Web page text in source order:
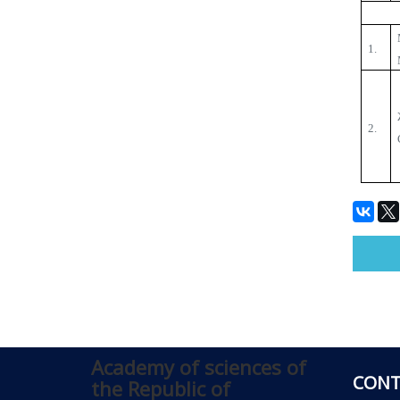
1.
2.
Academy of sciences of
the Republic of